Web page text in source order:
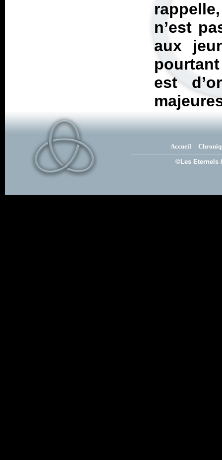
n’est
aux
est
Accueil
©Les Eternels